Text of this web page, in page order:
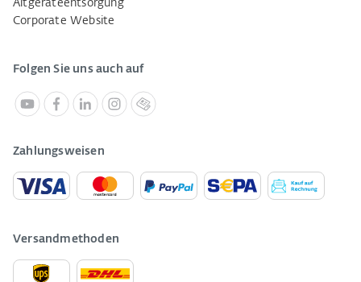
Altgeräteentsorgung
Corporate Website
Folgen Sie uns auch auf
Zahlungsweisen
Versandmethoden